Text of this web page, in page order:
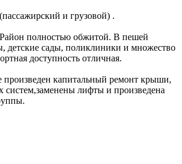
и грузовой) .
полностью обжитой. В пешей
детские сады, поликлиники и множество
доступность отличная.
произведен капитальный ремонт крыши,
систем,заменены лифты и произведена